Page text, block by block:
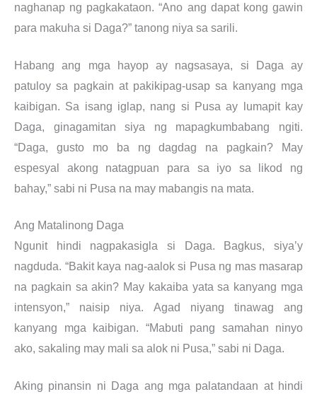
naghanap ng pagkakataon. “Ano ang dapat kong gawin
para makuha si Daga?” tanong niya sa sarili.
Habang ang mga hayop ay nagsasaya, si Daga ay
patuloy sa pagkain at pakikipag-usap sa kanyang mga
kaibigan. Sa isang iglap, nang si Pusa ay lumapit kay
Daga, ginagamitan siya ng mapagkumbabang ngiti.
“Daga, gusto mo ba ng dagdag na pagkain? May
espesyal akong natagpuan para sa iyo sa likod ng
bahay,” sabi ni Pusa na may mabangis na mata.
Ang Matalinong Daga
Ngunit hindi nagpakasigla si Daga. Bagkus, siya’y
nagduda. “Bakit kaya nag-aalok si Pusa ng mas masarap
na pagkain sa akin? May kakaiba yata sa kanyang mga
intensyon,” naisip niya. Agad niyang tinawag ang
kanyang mga kaibigan. “Mabuti pang samahan ninyo
ako, sakaling may mali sa alok ni Pusa,” sabi ni Daga.
Aking pinansin ni Daga ang mga palatandaan at hindi